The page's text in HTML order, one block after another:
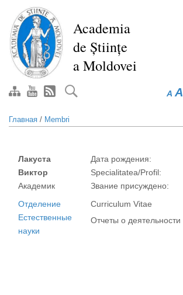
Перейти
основному
содержанию
Academia
de Științe
a Moldovei
A A
Главная / Membri
Лакуста
Виктор
Академик
Дата рождения:
Specialitatea/Profil:
Звание присуждено:
Отделение
Естественные
науки
Curriculum Vitae
Отчеты о деятельности